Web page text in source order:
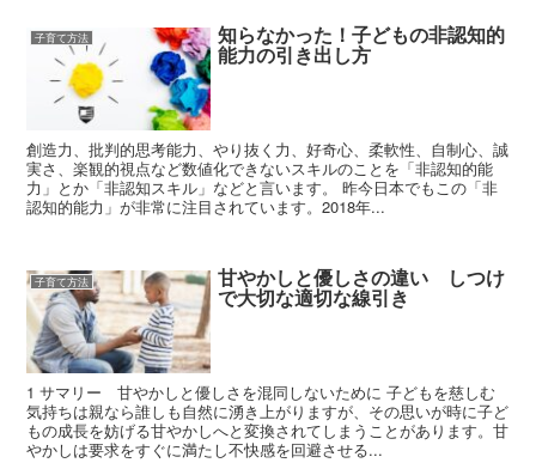
子育て方法 知らなかった！子どもの非認知的
能力の引き出し方
創造力、批判的思考能力、やり抜く力、好奇心、柔軟性、自制心、誠
実さ、楽観的視点など数値化できないスキルのことを「非認知的能
力」とか「非認知スキル」などと言います。 昨今日本でもこの「非
認知的能力」が非常に注目されています。2018年...
子育て方法 甘やかしと優しさの違い しつけ
で大切な適切な線引き
1 サマリー 甘やかしと優しさを混同しないために 子どもを慈しむ
気持ちは親なら誰しも自然に湧き上がりますが、その思いが時に子ど
もの成長を妨げる甘やかしへと変換されてしまうことがあります。甘
やかしは要求をすぐに満たし不快感を回避させる...